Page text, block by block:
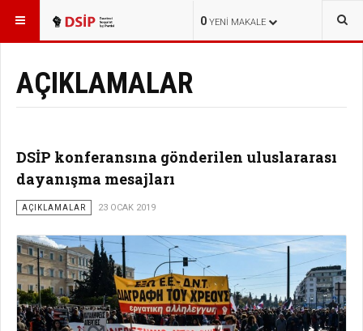
0 YENI MAKALE
BURADASINIZ: HABERLER
AÇIKLAMALAR
DSİP konferansına gönderilen uluslararası
dayanışma mesajları
AÇIKLAMALAR 23 OCAK 2019